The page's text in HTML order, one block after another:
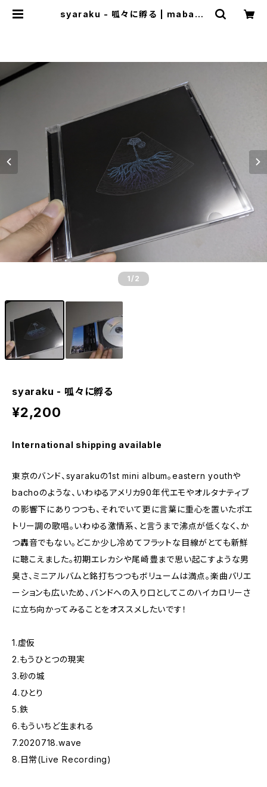
syaraku - 呱々に孵る | mabase
1 /2
syaraku - 呱々に孵る
¥2,200
International shipping available
東京のバンド、syarakuの1st mini album。eastern youthや
bachoのような、いわゆるアメリカ90年代エモやオルタナティブ
の影響下にありつつも、それでいて更に言葉に重心を置いたポエ
トリー調の歌唱。いわゆる激情系、と言うまで沸点が低くなく、か
つ轟音でもない。どこか少し冷めてフラットな目線がとても新鮮
に聴こえました。初期エレカシや尾崎豊まで思い起こすような男
臭さ、ミニアルバムと銘打ちつつもボリュームは満点。楽曲バリエ
ーションも広いため、バンドへの入り口としてこのハイカロリーさ
に立ち向かってみることをオススメしたいです！
1.虚仮
2.もうひとつの現実
3.砂の城
4.ひとり
5.鉄
6.もういちど生まれる
7.2020718.wave
8.日常(Live Recording)